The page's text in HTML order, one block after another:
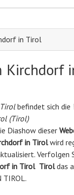
in Tirol
Kirchdorf
befindet sich die
(Tirol)
Diashow dieser
in Tirolwird
Verfolgen
in Tirol Tiroldas
TIROL.